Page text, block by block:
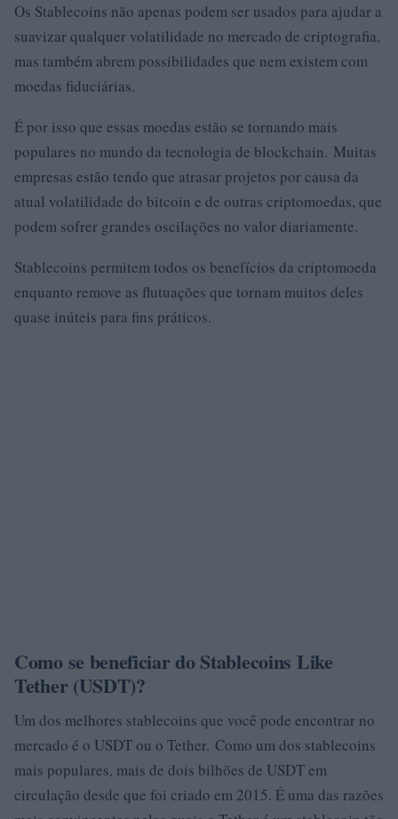
Os Stablecoins não apenas podem ser usados ​​para ajudar a
suavizar qualquer volatilidade no mercado de criptografia,
mas também abrem possibilidades que nem existem com
moedas fiduciárias.
É por isso que essas moedas estão se tornando mais
populares no mundo da tecnologia de blockchain. Muitas
empresas estão tendo que atrasar projetos por causa da
atual volatilidade do bitcoin e de outras criptomoedas, que
podem sofrer grandes oscilações no valor diariamente.
Stablecoins permitem todos os benefícios da criptomoeda
enquanto remove as flutuações que tornam muitos deles
quase inúteis para fins práticos.
Como se beneficiar do Stablecoins Like
Tether (USDT)?
Um dos melhores stablecoins que você pode encontrar no
mercado é o USDT ou o Tether. Como um dos stablecoins
mais populares, mais de dois bilhões de USDT em
circulação desde que foi criado em 2015. É uma das razões